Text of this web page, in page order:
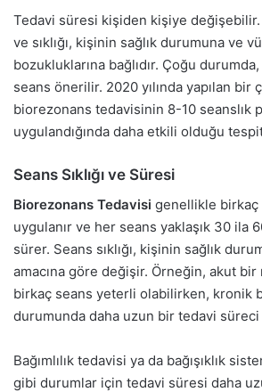
Tedavi süresi kişiden kişiye
ve sıklığı, kişinin sağlık durumuna ve
bozukluklarına bağlıdır. Çoğu
seans önerilir. 2020 yılında yapılan bir
biorezonans tedavisinin 8-10 seanslık
uygulandığında daha etkili olduğu
Seans Sıklığı ve Süresi
Biorezonans Tedavisi genellikle birkaç
uygulanır ve her seans yaklaşık 30 ila
sürer. Seans sıklığı, kişinin sağlık
amacına göre değişir. Örneğin, akut bir
birkaç seans yeterli olabilirken, kronik
durumunda daha uzun bir tedavi
Bağımlılık tedavisi ya da bağışıklık
gibi durumlar için tedavi süresi daha